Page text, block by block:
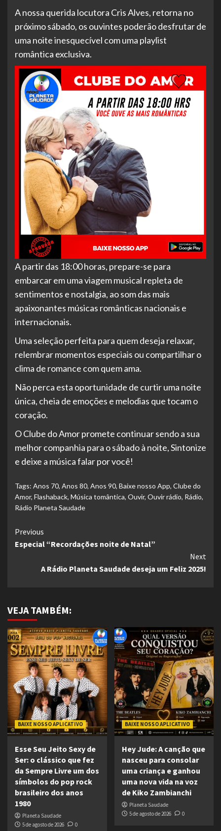
A nossa querida locutora Cris Alves, retorna no
próximo sábado, os ouvintes poderão desfrutar de
uma noite inesquecível com uma playlist
romântica exclusiva.
A partir das 18:00 horas, prepare-se para
embarcar em uma viagem musical repleta de
sentimentos e nostalgia, ao som das mais
apaixonantes músicas românticas nacionais e
internacionais.
Uma seleção perfeita para quem deseja relaxar,
relembrar momentos especiais ou compartilhar o
clima de romance com quem ama.
Não perca esta oportunidade de curtir uma noite
única, cheia de emoções e melodias que tocam o
coração.
O Clube do Amor promete continuar sendo a sua
melhor companhia para o sábado à noite, Sintonize
e deixe a música falar por você!
Tags: Anos 70, Anos 80, Anos 90, Baixe nosso App, Clube do
Amor, Flashaback, Música tomântica, Ouvir, Ouvir rádio, Rádio,
Rádio Planeta Saudade
Continue
Reading
Previous
Especial “Recordações noite de Natal”
Next
A Rádio Planeta Saudade deseja um Feliz 2025!
VEJA TAMBÉM:
BAIXE NOSSO APLICATIVO
Esse Seu Jeito Sexy de
Ser: o clássico que fez
da Sempre Livre um dos
símbolos do pop rock
brasileiro dos anos
1980
Planeta Saudade
5 de agosto de 2026
0
BAIXE NOSSO APLICATIVO
Hey Jude: A canção que
nasceu para consolar
uma criança e ganhou
uma nova vida na voz
de Kiko Zambianchi
Planeta Saudade
5 de agosto de 2026
0